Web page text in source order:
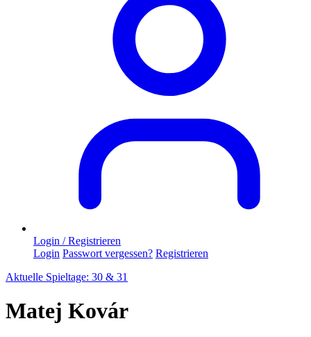
Login / Registrieren
Login Passwort vergessen? Registrieren
Aktuelle Spieltage: 30 & 31
Matej Kovár